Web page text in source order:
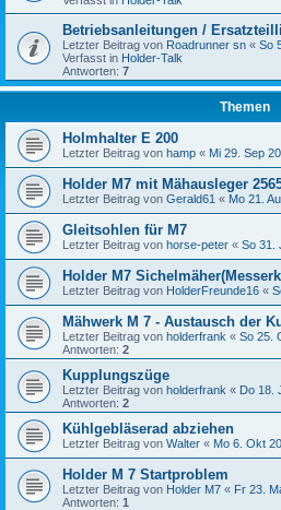
Betriebsanleitungen /
Letzter Beitrag von Roadrunner sn « So
Verfasst in Holder-Talk
Antworten: 7
Themen
Holmhalter E 200
Letzter Beitrag von hamp « Mi 29. Sep
Holder M7 mit Mähausleger
Letzter Beitrag von Gerald61 « Mo 21.
Gleitsohlen für M7
Letzter Beitrag von horse-peter « So 31.
Holder M7
Letzter Beitrag von HolderFreunde16 «
Mähwerk M 7 - Austausch der
Letzter Beitrag von holderfrank « So 25.
Antworten: 2
Kupplungszüge
Letzter Beitrag von holderfrank « Do 18.
Antworten: 2
Kühlgebläserad abziehen
Letzter Beitrag von Walter « Mo 6. Okt
Holder M 7 Startproblem
Letzter Beitrag von Holder M7 « Fr 23.
Antworten: 1